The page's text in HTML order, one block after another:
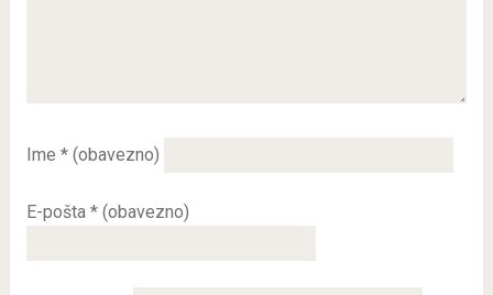
Ime * (obavezno)
E-pošta * (obavezno)